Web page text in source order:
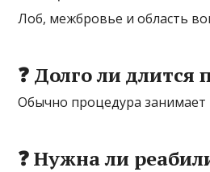
Лоб, межбровье и область
❓ Долго ли длится
Обычно процедура
❓ Нужна ли